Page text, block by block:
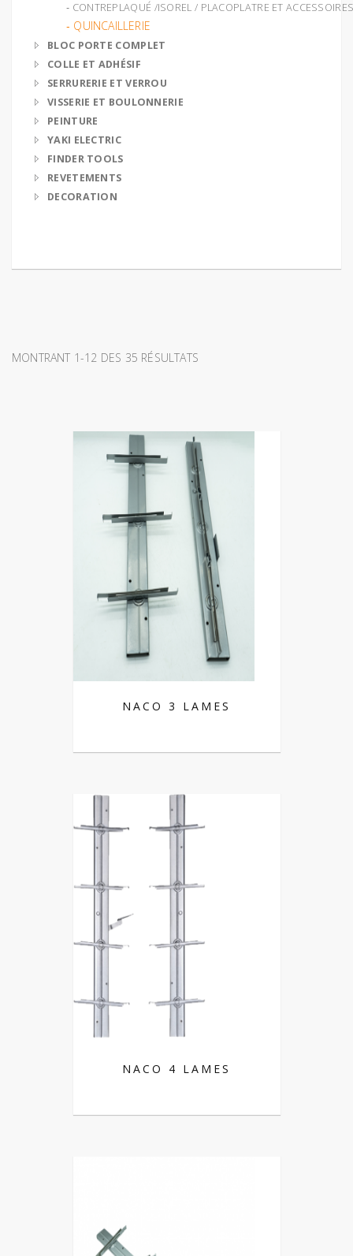
‐ CONTREPLAQUÉ /ISOREL / PLACOPLATRE ET
‐ QUINCAILLERIE
BLOC PORTE COMPLET
COLLE ET ADHÉSIF
SERRURERIE ET VERROU
VISSERIE ET BOULONNERIE
PEINTURE
YAKI ELECTRIC
FINDER TOOLS
REVETEMENTS
DECORATION
MONTRANT 1-12 DES 35 RÉSULTATS
NACO 3 LAMES
NACO 4 LAMES